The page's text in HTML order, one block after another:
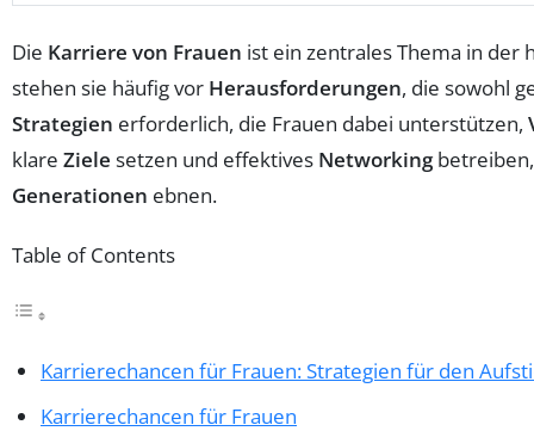
Die Karriere von Frauen ist ein zentrales Thema in der
stehen sie häufig vor Herausforderungen, die sowohl
Strategien erforderlich, die Frauen dabei unterstützen,
klare Ziele setzen und effektives Networking
Generationen ebnen.
Table of Contents
Karrierechancen für Frauen: Strategien für den
Karrierechancen für Frauen